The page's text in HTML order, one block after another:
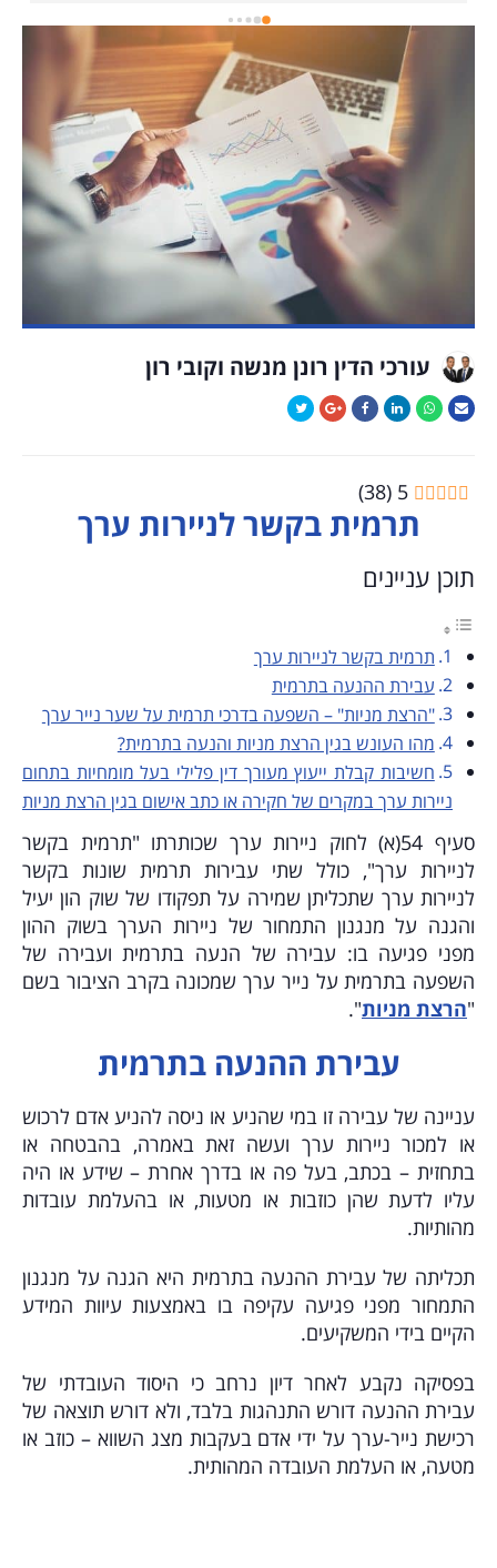
עורכי הדין רונן מנשה וקובי רון
5
(
38
)
תרמית בקשר לניירות ערך
תוכן עניינים
תרמית בקשר לניירות ערך
עבירת ההנעה בתרמית
"הרצת מניות" – השפעה בדרכי תרמית על שער נייר ערך
מהו העונש בגין הרצת מניות והנעה בתרמית?
חשיבות קבלת ייעוץ מעורך דין פלילי בעל מומחיות בתחום
ניירות ערך במקרים של חקירה או כתב אישום בגין הרצת מניות
סעיף 54(א) לחוק ניירות ערך שכותרתו "תרמית בקשר
לניירות ערך", כולל שתי עבירות תרמית שונות בקשר
לניירות ערך שתכליתן שמירה על תפקודו של שוק הון יעיל
והגנה על מנגנון התמחור של ניירות הערך בשוק ההון
מפני פגיעה בו: עבירה של הנעה בתרמית ועבירה של
השפעה בתרמית על נייר ערך שמכונה בקרב הציבור בשם
"הרצת מניות".
עבירת ההנעה בתרמית
עניינה של עבירה זו במי שהניע או ניסה להניע אדם לרכוש
או למכור ניירות ערך ועשה זאת באמרה, בהבטחה או
בתחזית – בכתב, בעל פה או בדרך אחרת – שידע או היה
עליו לדעת שהן כוזבות או מטעות, או בהעלמת עובדות
מהותיות.
תכליתה של עבירת ההנעה בתרמית היא הגנה על מנגנון
התמחור מפני פגיעה עקיפה בו באמצעות עיוות המידע
הקיים בידי המשקיעים.
בפסיקה נקבע לאחר דיון נרחב כי היסוד העובדתי של
עבירת ההנעה דורש התנהגות בלבד, ולא דורש תוצאה של
רכישת נייר-ערך על ידי אדם בעקבות מצג השווא – כוזב או
מטעה, או העלמת העובדה המהותית.